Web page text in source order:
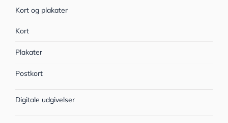
Kort og plakater
Kort
Plakater
Postkort
Digitale udgivelser